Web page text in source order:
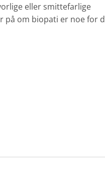
eller smittefarlige
på om biopati er noe for